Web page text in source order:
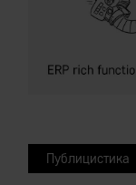
Публицистика